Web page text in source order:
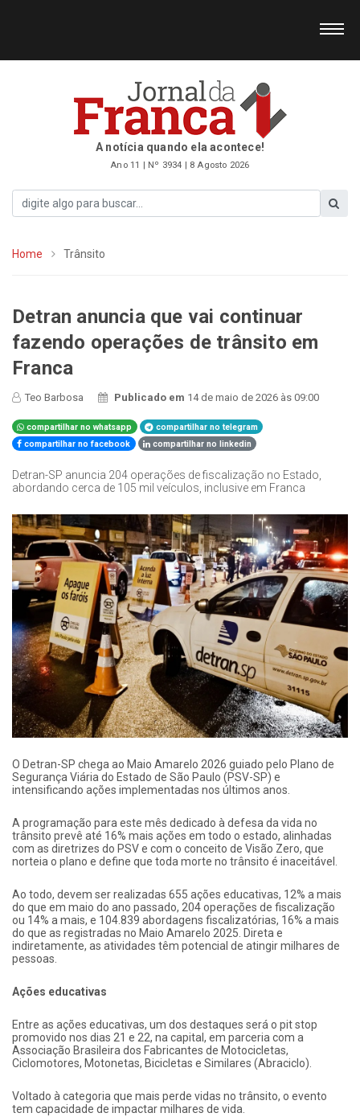
A notícia quando ela acontece!
Ano 11 | Nº 3934 | 8 Agosto 2026
Home Trânsito
Detran anuncia que vai continuar
fazendo operações de trânsito em
Franca
Teo Barbosa Publicado em 14 de maio de 2026 às 09:00
compartilhar no whatsapp
compartilhar no telegram
compartilhar no facebook
compartilhar no linkedin
Detran-SP anuncia 204 operações de fiscalização no Estado,
abordando cerca de 105 mil veículos, inclusive em Franca
O Detran-SP chega ao Maio Amarelo 2026 guiado pelo Plano de
Segurança Viária do Estado de São Paulo (PSV-SP) e
intensificando ações implementadas nos últimos anos.
A programação para este mês dedicado à defesa da vida no
trânsito prevê até 16% mais ações em todo o estado, alinhadas
com as diretrizes do PSV e com o conceito de Visão Zero, que
norteia o plano e define que toda morte no trânsito é inaceitável.
Ao todo, devem ser realizadas 655 ações educativas, 12% a mais
do que em maio do ano passado, 204 operações de fiscalização
ou 14% a mais, e 104.839 abordagens fiscalizatórias, 16% a mais
do que as registradas no Maio Amarelo 2025. Direta e
indiretamente, as atividades têm potencial de atingir milhares de
pessoas.
Ações educativas
Entre as ações educativas, um dos destaques será o pit stop
promovido nos dias 21 e 22, na capital, em parceria com a
Associação Brasileira dos Fabricantes de Motocicletas,
Ciclomotores, Motonetas, Bicicletas e Similares (Abraciclo).
Voltado à categoria que mais perde vidas no trânsito, o evento
tem capacidade de impactar milhares de vida.